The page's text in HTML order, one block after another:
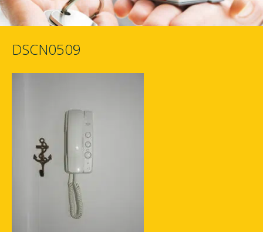
DSCN0509